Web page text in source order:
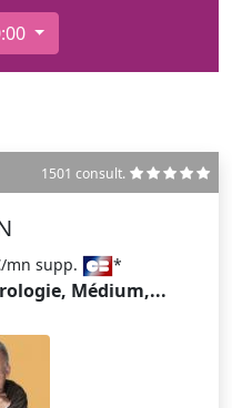
1501 consult.
mn supp. *
Médium,...